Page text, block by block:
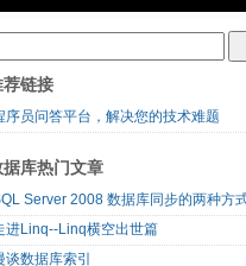
链接
序员问答平台，解决您的技术难题
库热门文章
进Linq--Linq横空出世篇
谈数据库索引